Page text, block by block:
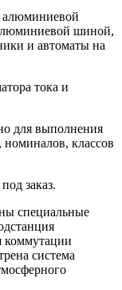
алюминиевой
шиной,
и автоматы на
тока и
для выполнения
номиналов, классов
заказ.
специальные
коммутации
система